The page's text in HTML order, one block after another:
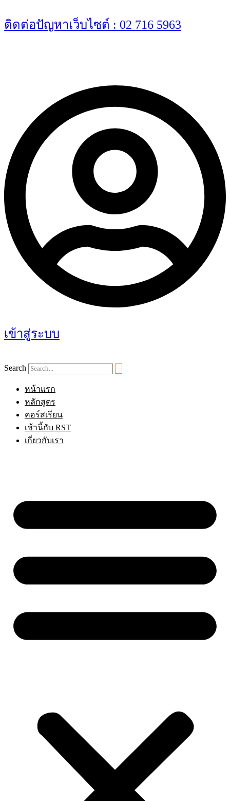
to
content
ติดต่อปัญหาเว็บไซต์ : 02 716 5963
เข้าสู่ระบบ
Search
หน้าแรก
หลักสูตร
คอร์สเรียน
เช้านี้กับ RST
เกี่ยวกับเรา